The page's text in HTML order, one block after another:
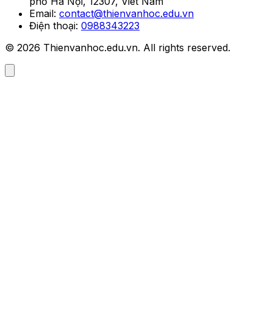
Email: contact@thienvanhoc.edu.vn
Điện thoại: 0988343223
© 2026 Thienvanhoc.edu.vn. All rights reserved.